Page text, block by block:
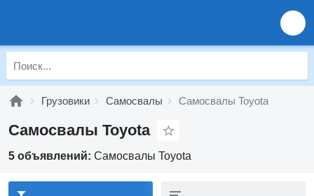
Грузовики Самосвалы Самосвалы Toyota
Самосвалы Toyota
5 объявлений: Самосвалы Toyota